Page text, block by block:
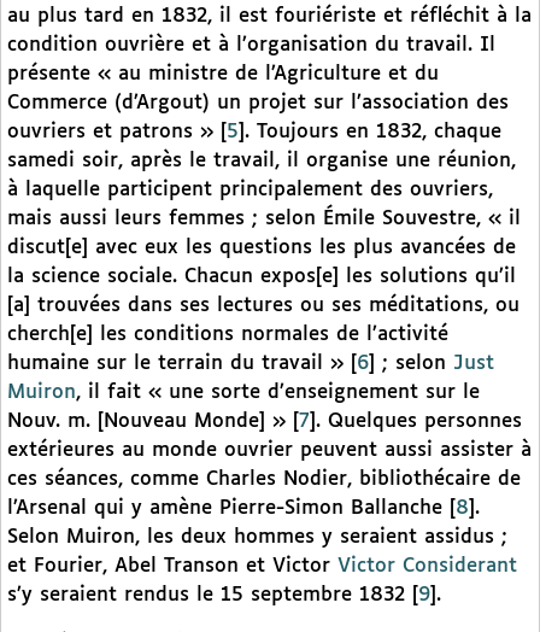
au plus tard en 1832, il est fouriériste et réfléchit à la
condition ouvrière et à l’organisation du travail. Il
présente « au ministre de l’Agriculture et du
Commerce (d’Argout) un projet sur l’association des
ouvriers et patrons »
5 . Toujours en 1832, chaque
samedi soir, après le travail, il organise une réunion,
à laquelle participent principalement des ouvriers,
mais aussi leurs femmes ; selon Émile Souvestre, « il
discut[e] avec eux les questions les plus avancées de
la science sociale. Chacun expos[e] les solutions qu’il
[a] trouvées dans ses lectures ou ses méditations, ou
cherch[e] les conditions normales de l’activité
humaine sur le terrain du travail »
6 ; selon Just
Muiron, il fait « une sorte d’enseignement sur le
Nouv. m. [Nouveau Monde] »
7 . Quelques personnes
extérieures au monde ouvrier peuvent aussi assister à
ces séances, comme Charles Nodier, bibliothécaire de
l’Arsenal qui y amène Pierre-Simon Ballanche
8 .
Selon Muiron, les deux hommes y seraient assidus ;
et Fourier, Abel Transon et Victor Victor Considerant
s’y seraient rendus le 15 septembre 1832
9 .